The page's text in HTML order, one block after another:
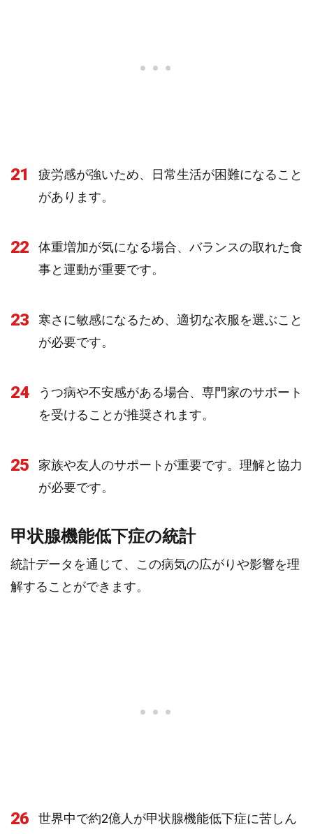
21
疲労感が強いため、日常生活が困難になること
があります。
22
体重増加が気になる場合、バランスの取れた食
事と運動が重要です。
23
寒さに敏感になるため、適切な衣服を選ぶこと
が必要です。
24
うつ病や不安感がある場合、専門家のサポート
を受けることが推奨されます。
25
家族や友人のサポートが重要です。理解と協力
が必要です。
甲状腺機能低下症の統計
統計データを通じて、この病気の広がりや影響を理
解することができます。
26
世界中で約2億人が甲状腺機能低下症に苦しん